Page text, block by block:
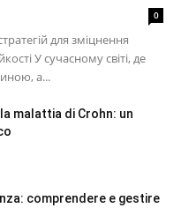
0
для зміцнення
У сучасному світі, де
а...
malattia di Crohn: un
comprendere e gestire